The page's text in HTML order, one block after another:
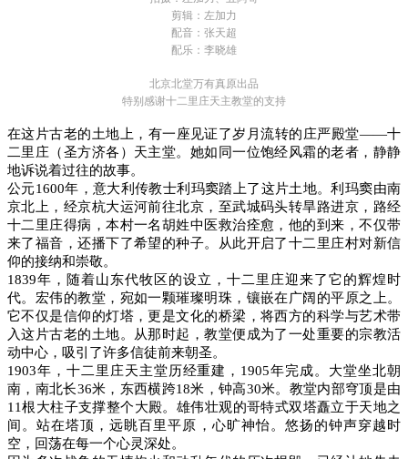
剪辑：左加力
配音：张天超
配乐：李晓雄
北京北堂万有真原出品
特别感谢十二里庄天主教堂的支持
在这片古老的土地上，有一座见证了岁月流转的庄严殿堂——十
二里庄（圣方济各）天主堂。她如同一位饱经风霜的老者，静静
地诉说着过往的故事。
公元1600年，意大利传教士利玛窦踏上了这片土地。利玛窦由南
京北上，经京杭大运河前往北京，至武城码头转旱路进京，路经
十二里庄得病，本村一名胡姓中医救治痊愈，他的到来，不仅带
来了福音，还播下了希望的种子。
从此开启了十二里庄村对新信
仰的接纳和崇敬。
1839年，随着山东代牧区的设立，十二里庄迎来了它的辉煌时
代。宏伟的教堂，宛如一颗璀璨明珠，镶嵌在广阔的平原之上。
它不仅是信仰的灯塔，更是文化的桥梁，将西方的科学与艺术带
入这片古老的土地。从那时起，教堂便成为了一处重要的宗教活
动中心，吸引了许多信徒前来朝圣。
1903年，十二里庄天主堂历经重建，1905年完成。大堂坐北朝
南，南北长36米，东西横跨18米，钟高30米。教堂内部穹顶是由
11根大柱子支撑整个大殿。雄伟壮观的哥特式双塔矗立于天地之
间。站在塔顶，远眺百里平原，心旷神怡。悠扬的钟声穿越时
空，回荡在每一个心灵深处。